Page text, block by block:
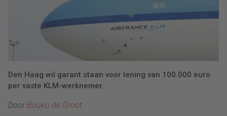
Den Haag wil garant staan voor lening van 100.000 euro
per vaste KLM-werknemer.
Door Bouko de Groot.